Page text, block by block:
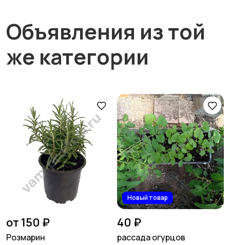
Объявления из той
же категории
от 150 ₽
Розмарин
Новый товар
40 ₽
рассада огурцов